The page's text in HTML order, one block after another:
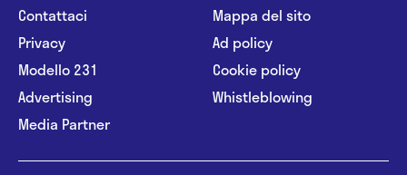
Contattaci
Privacy
Modello 231
Advertising
Media Partner
Mappa del sito
Ad policy
Cookie policy
Whistleblowing